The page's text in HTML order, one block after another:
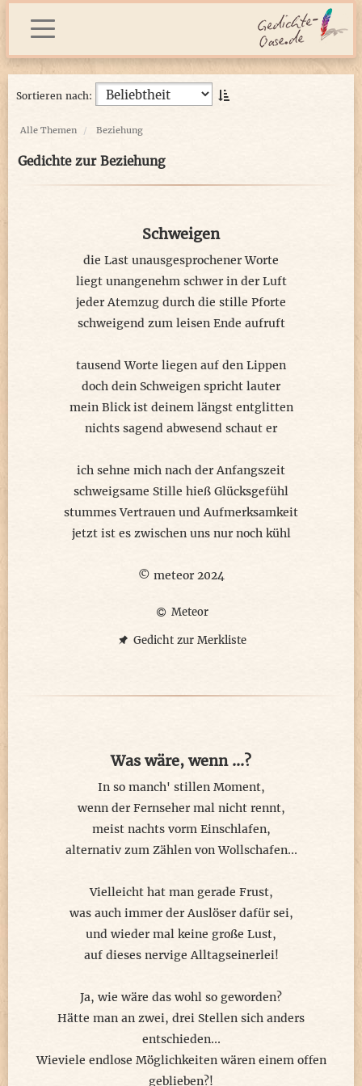
Sortieren nach:
Alle Themen Beziehung
Gedichte zur Beziehung
Schweigen
die Last unausgesprochener Worte
liegt unangenehm schwer in der Luft
jeder Atemzug durch die stille Pforte
schweigend zum leisen Ende aufruft
tausend Worte liegen auf den Lippen
doch dein Schweigen spricht lauter
mein Blick ist deinem längst entglitten
nichts sagend abwesend schaut er
ich sehne mich nach der Anfangszeit
schweigsame Stille hieß Glücksgefühl
stummes Vertrauen und Aufmerksamkeit
jetzt ist es zwischen uns nur noch kühl
© meteor 2024
Meteor
Gedicht zur Merkliste
Was wäre, wenn ...?
In so manch' stillen Moment,
wenn der Fernseher mal nicht rennt,
meist nachts vorm Einschlafen,
alternativ zum Zählen von Wollschafen...
Vielleicht hat man gerade Frust,
was auch immer der Auslöser dafür sei,
und wieder mal keine große Lust,
auf dieses nervige Alltagseinerlei!
Ja, wie wäre das wohl so geworden?
Hätte man an zwei, drei Stellen sich anders
entschieden...
Wieviele endlose Möglichkeiten wären einem offen
geblieben?!